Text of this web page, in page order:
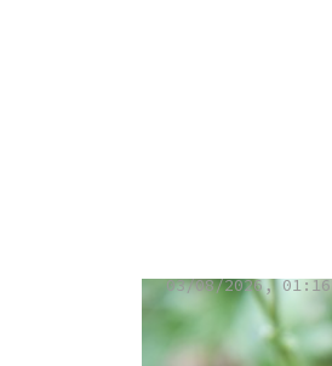
03/08/2026, 01:16